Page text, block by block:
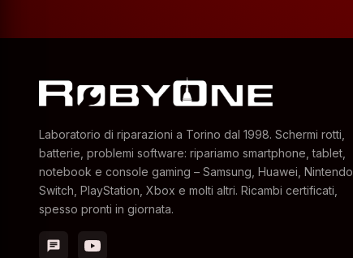
Laboratorio di riparazioni a Torino dal 1998. Schermi rotti,
batterie, problemi software: ripariamo smartphone, tablet,
notebook e console gaming – Samsung, Huawei, Nintendo
Switch, PlayStation, Xbox e molti altri. Ricambi certificati,
spesso pronti in giornata.
chat